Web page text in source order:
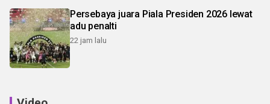
Persebaya juara Piala Presiden 2026 lewat
adu penalti
22 jam lalu